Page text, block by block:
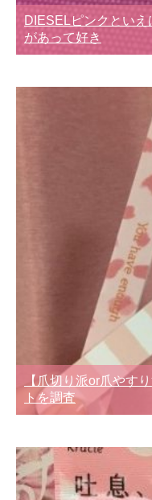
DIESELピンクとい
があって好き
【爪切り派or爪やす
トを調査